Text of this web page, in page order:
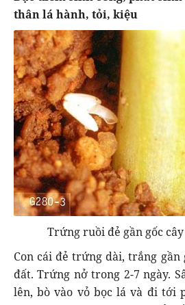
thân lá hành, tỏi, kiệu
Trứng ruồi đẻ gần gốc
Con cái đẻ trứng dài, trắng gần
đất. Trứng nở trong 2-7 ngày.
lên, bò vào vỏ bọc lá và đi tới